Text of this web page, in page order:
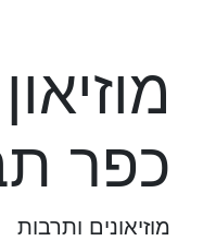
כפר
מוזיאונים ותרבות